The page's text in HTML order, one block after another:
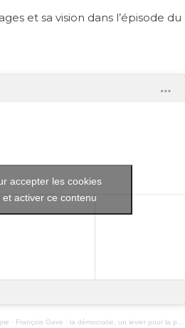
et sa vision dans l’épisode du
accepter les cookies
et activer ce contenu
· François Gave : la démocratie, un levier pour la philanthropie ?